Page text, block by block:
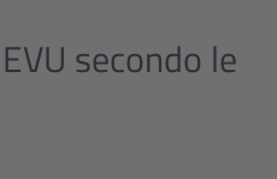
secondo le